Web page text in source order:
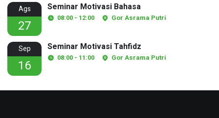
Ags
27
Seminar Motivasi Bahasa
08:00 - 12:00 Gor Asrama Putri
Sep
16
Seminar Motivasi Tahfidz
08:00 - 11:00 Gor Asrama Putri